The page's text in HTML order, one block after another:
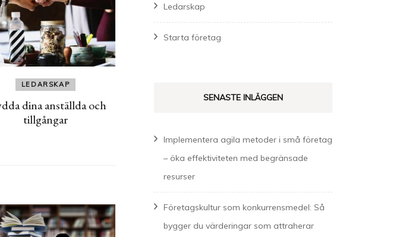
LEDARSKAP
dina anställda och
tillgångar
Ledarskap
Starta företag
SENASTE INLÄGGEN
Implementera agila metoder i små företag
– öka effektiviteten med begränsade
resurser
Företagskultur som konkurrensmedel: Så
bygger du värderingar som attraherar